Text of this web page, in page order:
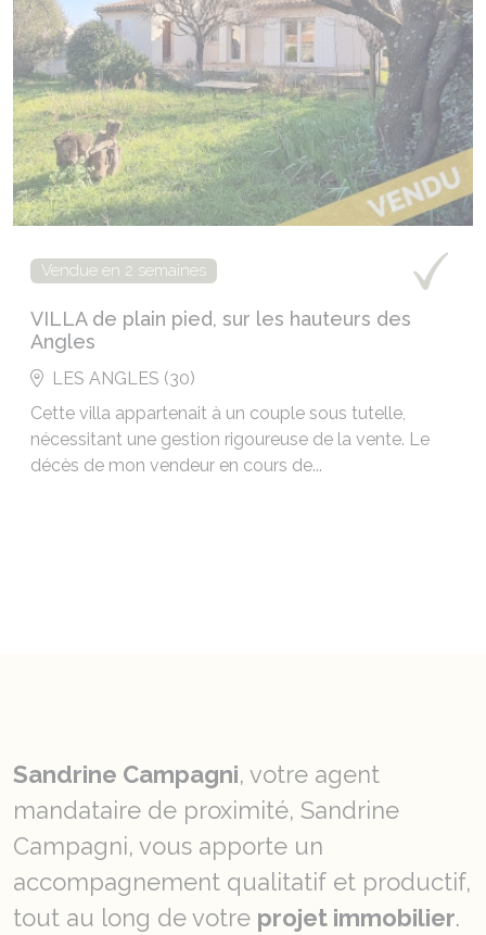
Vendue en 2 semaines
VILLA de plain pied, sur les hauteurs des
Angles
LES ANGLES (30)
Cette villa appartenait à un couple sous tutelle,
nécessitant une gestion rigoureuse de la vente. Le
décès de mon vendeur en cours de...
Sandrine Campagni, votre agent
mandataire de proximité, Sandrine
Campagni, vous apporte un
accompagnement qualitatif et productif,
tout au long de votre projet immobilier.